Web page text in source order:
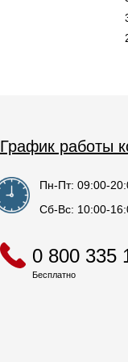
График работы
Пн-Пт: 09:00-
Сб-Вс: 10:00-
0 800 335
Бесплатно